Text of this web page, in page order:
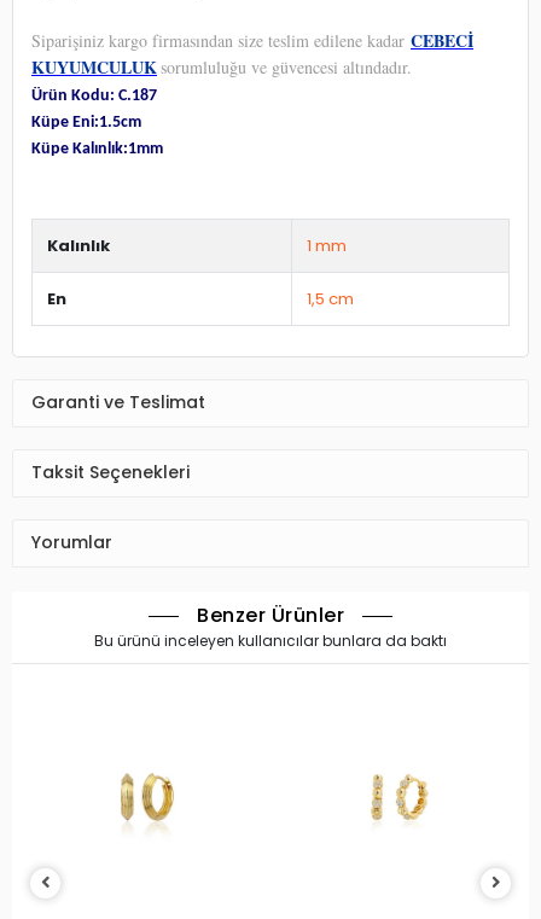
Siparişiniz kargo firmasından size teslim edilene kadar CEBECİ
KUYUMCULUKsorumluluğu ve güvencesi altındadır.
Ürün Kodu: C.187
Küpe Eni:1.5cm
Küpe Kalınlık:1mm
Kalınlık 1 mm
En 1,5 cm
Garanti ve Teslimat
Taksit Seçenekleri
Yorumlar
Benzer Ürünler
Bu ürünü inceleyen kullanıcılar bunlara da baktı